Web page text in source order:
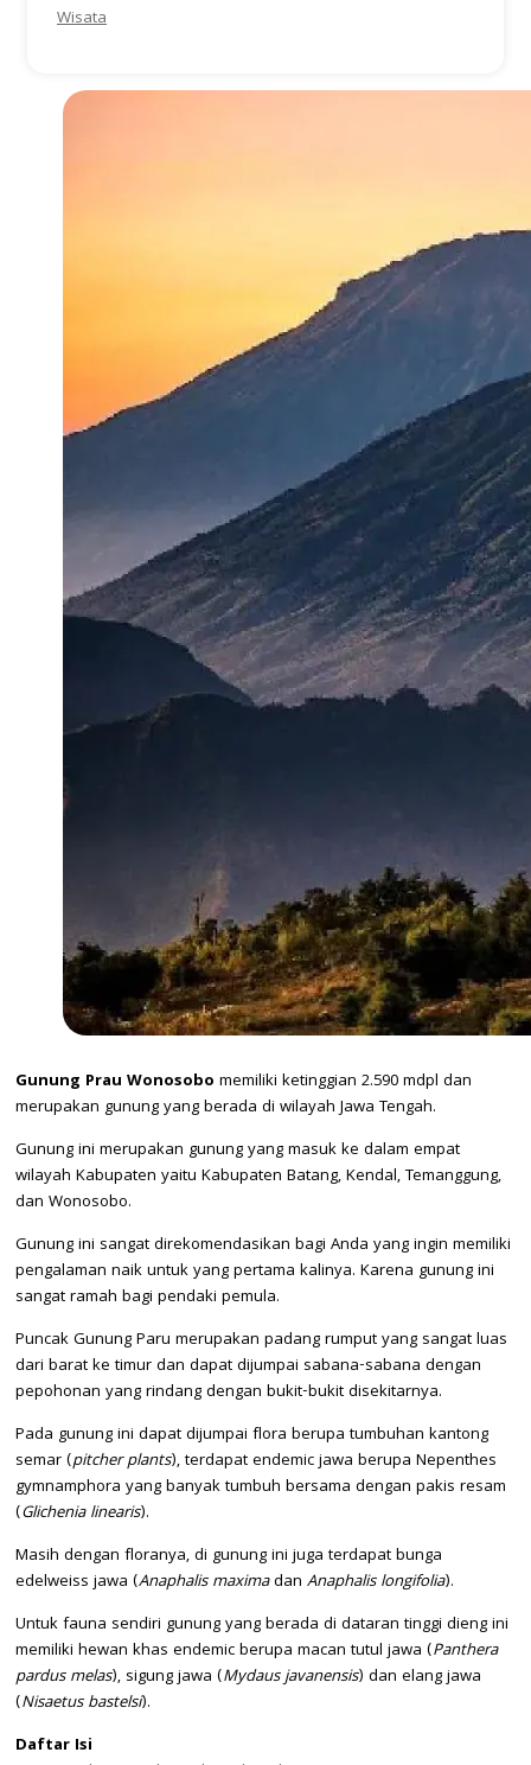
Wisata
Gunung Prau Wonosobo memiliki ketinggian 2.590 mdpl dan
merupakan gunung yang berada di wilayah Jawa Tengah.
Gunung ini merupakan gunung yang masuk ke dalam empat
wilayah Kabupaten yaitu Kabupaten Batang, Kendal, Temanggung,
dan Wonosobo.
Gunung ini sangat direkomendasikan bagi Anda yang ingin memiliki
pengalaman naik untuk yang pertama kalinya. Karena gunung ini
sangat ramah bagi pendaki pemula.
Puncak Gunung Paru merupakan padang rumput yang sangat luas
dari barat ke timur dan dapat dijumpai sabana-sabana dengan
pepohonan yang rindang dengan bukit-bukit disekitarnya.
Pada gunung ini dapat dijumpai flora berupa tumbuhan kantong
semar (pitcher plants), terdapat endemic jawa berupa Nepenthes
gymnamphora yang banyak tumbuh bersama dengan pakis resam
(Glichenia linearis).
Masih dengan floranya, di gunung ini juga terdapat bunga
edelweiss jawa (Anaphalis maximadan Anaphalis longifolia).
Untuk fauna sendiri gunung yang berada di dataran tinggi dieng ini
memiliki hewan khas endemic berupa macan tutul jawa (Panthera
pardus melas), sigung jawa (Mydaus javanensis) dan elang jawa
(Nisaetus bastelsi).
Daftar Isi